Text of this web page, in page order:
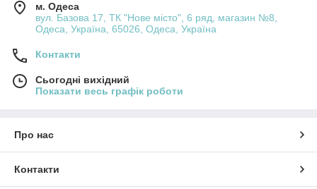
м. Одеса
вул. Базова 17, ТК "Нове місто", 6 ряд, магазин №8,
Одеса, Україна, 65026, Одеса, Україна
Контакти
Сьогодні вихідний
Показати весь графік роботи
Про нас
Контакти